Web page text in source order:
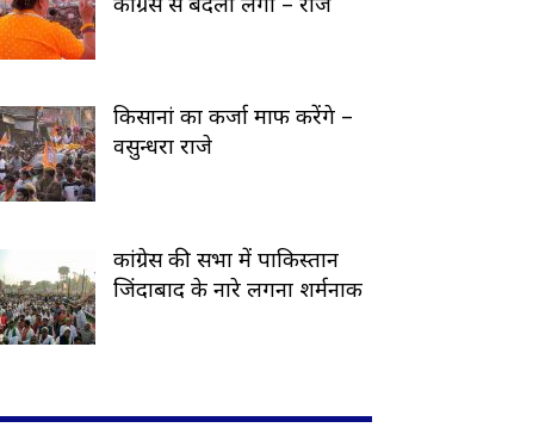
किसानां का कर्जा माफ करेंगे –
वसुन्धरा राजे
कांग्रेस की सभा में पाकिस्तान
जिंदाबाद के नारे लगना शर्मनाक